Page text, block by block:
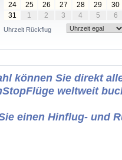
24
25 26 27 28 29
30
31
1 2 3 4 5 6
Uhrzeit Rückflug
können Sie direkt
weltweit
einen Hinflug- und